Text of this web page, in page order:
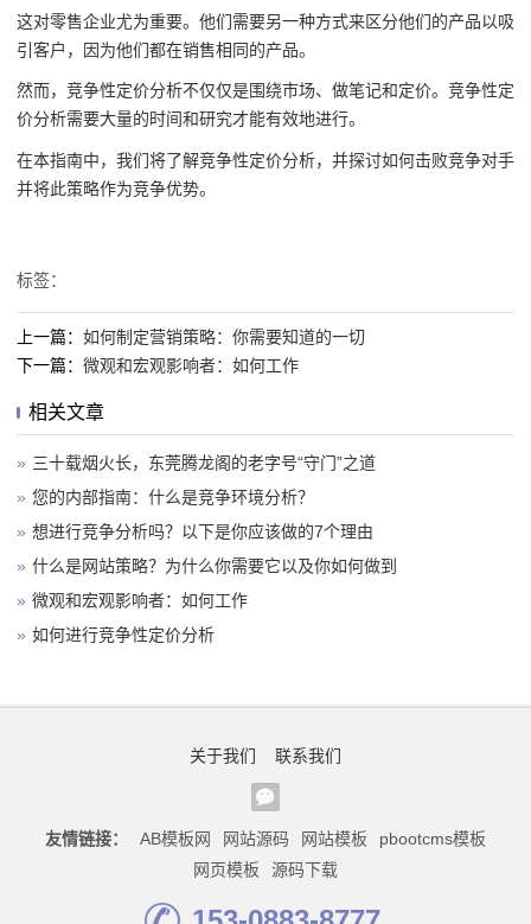
这对零售企业尤为重要。他们需要另一种方式来区分他们的产品以吸
引客户，因为他们都在销售相同的产品。
然而，竞争性定价分析不仅仅是围绕市场、做笔记和定价。竞争性定
价分析需要大量的时间和研究才能有效地进行。
在本指南中，我们将了解竞争性定价分析，并探讨如何击败竞争对手
并将此策略作为竞争优势。
标签：
上一篇： 如何制定营销策略：你需要知道的一切
下一篇： 微观和宏观影响者：如何工作
相关文章
» 三十载烟火长，东莞腾龙阁的老字号“守门”之道
» 您的内部指南：什么是竞争环境分析？
» 想进行竞争分析吗？以下是你应该做的7个理由
» 什么是网站策略？为什么你需要它以及你如何做到
» 微观和宏观影响者：如何工作
» 如何进行竞争性定价分析
关于我们 联系我们
友情链接： AB模板网 网站源码 网站模板
pbootcms模板
网页模板
源码下载